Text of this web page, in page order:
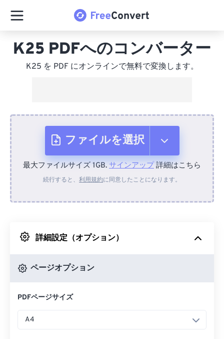
K25 PDFへのコンバーター
K25 を PDF にオンラインで無料で変換します。
ファイルを選択
デバイスから
Googleドライブから
最大ファイルサイズ 1GB. サインアップ詳細はこちら
続行すると、 利用規約に同意したことになります。
詳細設定（オプション）
ページオプション
PDFページサイズ
A4